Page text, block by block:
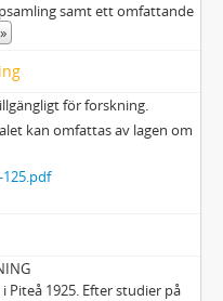
samt ett omfattande
»
för forskning.
kan omfattas av lagen om
Piteå 1925. Efter studier på